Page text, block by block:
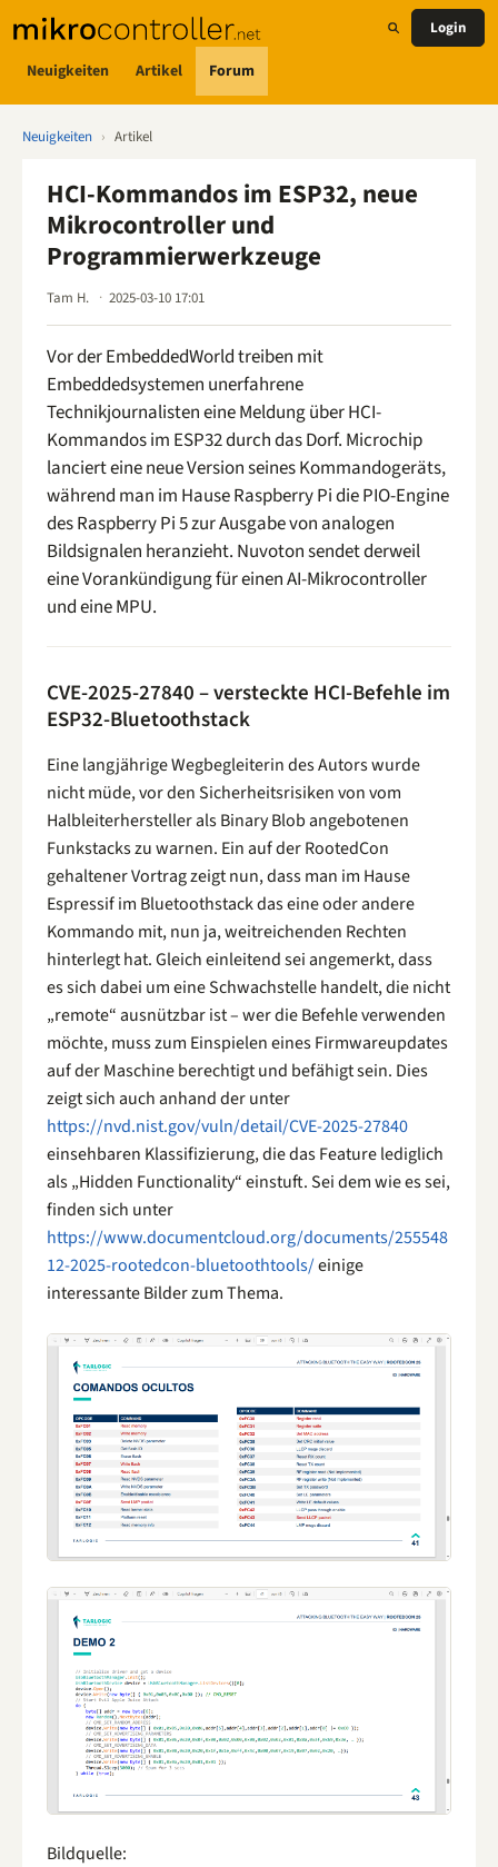
Neuigkeiten Artikel Forum
Login
Neuigkeiten › Artikel
HCI-Kommandos im ESP32, neue
Mikrocontroller und
Programmierwerkzeuge
Tam H. 2025-03-10 17:01
Vor der EmbeddedWorld treiben mit
Embeddedsystemen unerfahrene
Technikjournalisten eine Meldung über HCI-
Kommandos im ESP32 durch das Dorf. Microchip
lanciert eine neue Version seines Kommandogeräts,
während man im Hause Raspberry Pi die PIO-Engine
des Raspberry Pi 5 zur Ausgabe von analogen
Bildsignalen heranzieht. Nuvoton sendet derweil
eine Vorankündigung für einen AI-Mikrocontroller
und eine MPU.
CVE-2025-27840 – versteckte HCI-Befehle im
ESP32-Bluetoothstack
Eine langjährige Wegbegleiterin des Autors wurde
nicht müde, vor den Sicherheitsrisiken von vom
Halbleiterhersteller als Binary Blob angebotenen
Funkstacks zu warnen. Ein auf der RootedCon
gehaltener Vortrag zeigt nun, dass man im Hause
Espressif im Bluetoothstack das eine oder andere
Kommando mit, nun ja, weitreichenden Rechten
hinterlegt hat. Gleich einleitend sei angemerkt, dass
es sich dabei um eine Schwachstelle handelt, die nicht
„remote“ ausnützbar ist – wer die Befehle verwenden
möchte, muss zum Einspielen eines Firmwareupdates
auf der Maschine berechtigt und befähigt sein. Dies
zeigt sich auch anhand der unter
https://nvd.nist.gov/vuln/detail/CVE-2025-27840
einsehbaren Klassifizierung, die das Feature lediglich
als „Hidden Functionality“ einstuft. Sei dem wie es sei,
finden sich unter
https://www.documentcloud.org/documents/255548
12-2025-rootedcon-bluetoothtools/einige
interessante Bilder zum Thema.
Bildquelle: